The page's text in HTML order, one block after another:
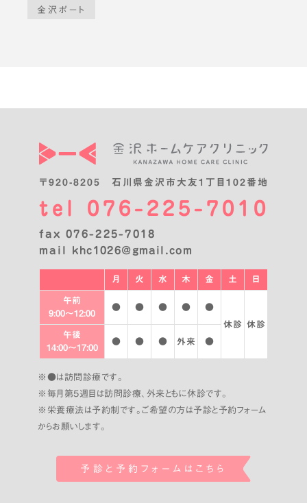
金沢ポート
〒920-8205 石川県金沢市大友1丁目102番地
tel 076-225-7010
fax 076-225-7018
mail
khc1026@gmail.com
月 火 水 木 金 土 日
午前
9:00〜12:00
● ● ● ●
●
休診
休診
午後
14:00〜17:00
● ● ● 外来 ●
※●は訪問診療です。
※毎月第5週目は訪問診療、外来ともに休診です。
※栄養療法は予約制です。ご希望の方は予診と予約フォーム
からお願いします。
予診と予約フォームはこちら